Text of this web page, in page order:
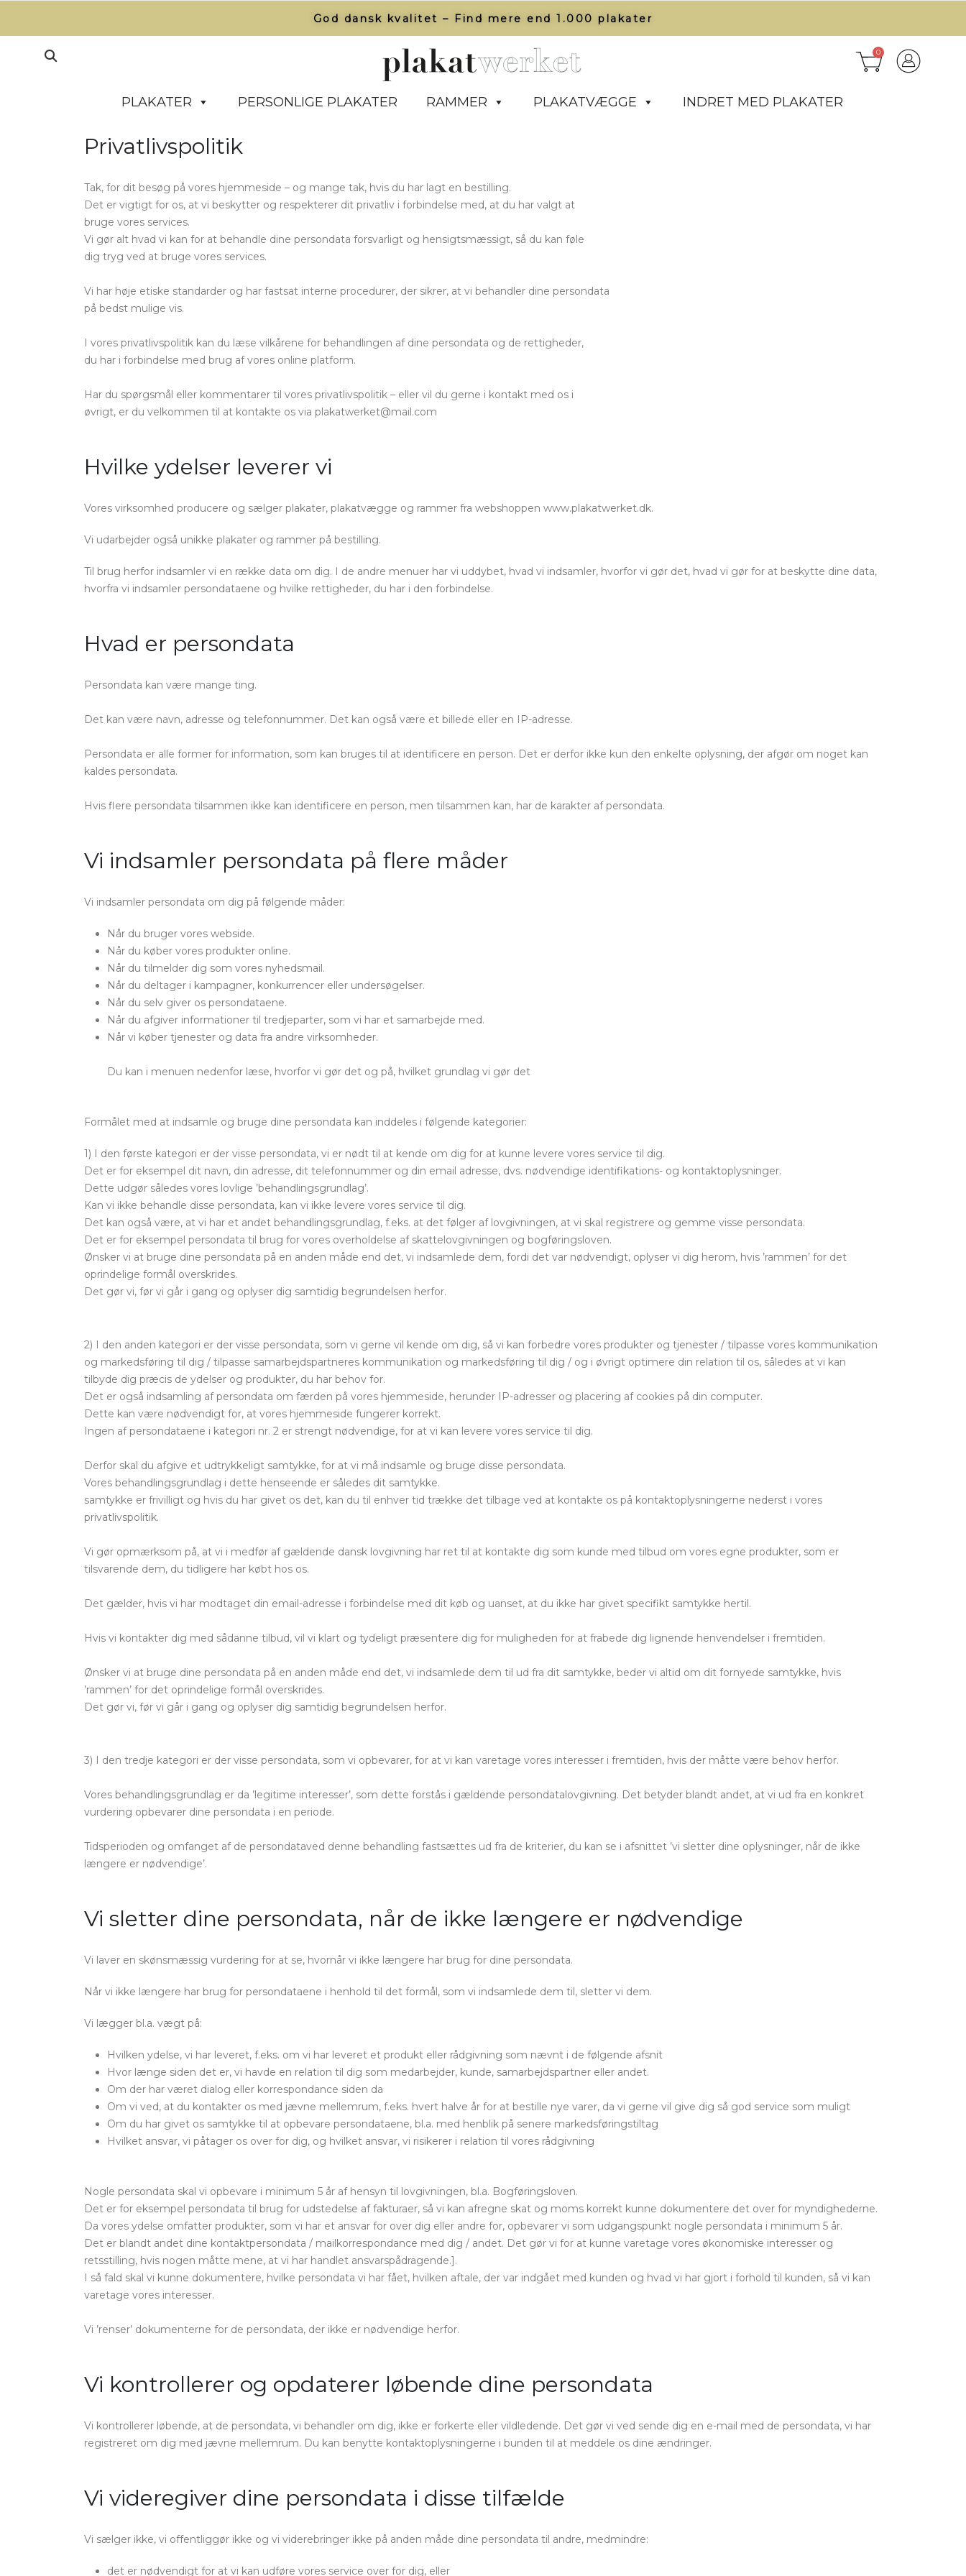
God dansk kvalitet – Find mere end 1.000 plakater​
0
PLAKATER PERSONLIGE PLAKATER RAMMER PLAKATVÆGGE INDRET MED PLAKATER
Privatlivspolitik
Tak, for dit besøg på vores hjemmeside – og mange tak, hvis du har lagt en bestilling.
Det er vigtigt for os, at vi beskytter og respekterer dit privatliv i forbindelse med, at du har valgt at
bruge vores services.
Vi gør alt hvad vi kan for at behandle dine persondata forsvarligt og hensigtsmæssigt, så du kan føle
dig tryg ved at bruge vores services.
Vi har høje etiske standarder og har fastsat interne procedurer, der sikrer, at vi behandler dine persondata
på bedst mulige vis.
I vores privatlivspolitik kan du læse vilkårene for behandlingen af dine persondata og de rettigheder,
du har i forbindelse med brug af vores online platform.
Har du spørgsmål eller kommentarer til vores privatlivspolitik – eller vil du gerne i kontakt med os i
øvrigt, er du velkommen til at kontakte os via plakatwerket@mail.com
Hvilke ydelser leverer vi
Vores virksomhed producere og sælger plakater, plakatvægge og rammer fra webshoppen www.plakatwerket.dk.
Vi udarbejder også unikke plakater og rammer på bestilling.
Til brug herfor indsamler vi en række data om dig. I de andre menuer har vi uddybet, hvad vi indsamler, hvorfor vi gør det, hvad vi gør for at beskytte dine data,
hvorfra vi indsamler persondataene og hvilke rettigheder, du har i den forbindelse.
Hvad er persondata
Persondata kan være mange ting.
Det kan være navn, adresse og telefonnummer. Det kan også være et billede eller en IP-adresse.
Persondata er alle former for information, som kan bruges til at identificere en person. Det er derfor ikke kun den enkelte oplysning, der afgør om noget kan
kaldes persondata.
Hvis flere persondata tilsammen ikke kan identificere en person, men tilsammen kan, har de karakter af persondata.
Vi indsamler persondata på flere måder
Vi indsamler persondata om dig på følgende måder:
Når du bruger vores webside.
Når du køber vores produkter online.
Når du tilmelder dig som vores nyhedsmail.
Når du deltager i kampagner, konkurrencer eller undersøgelser.
Når du selv giver os persondataene.
Når du afgiver informationer til tredjeparter, som vi har et samarbejde med.
Når vi køber tjenester og data fra andre virksomheder.
Du kan i menuen nedenfor læse, hvorfor vi gør det og på, hvilket grundlag vi gør det
Formålet med at indsamle og bruge dine persondata kan inddeles i følgende kategorier:
1) I den første kategori er der visse persondata, vi er nødt til at kende om dig for at kunne levere vores service til dig.
Det er for eksempel dit navn, din adresse, dit telefonnummer og din email adresse, dvs. nødvendige identifikations- og kontaktoplysninger.
Dette udgør således vores lovlige ’behandlingsgrundlag’.
Kan vi ikke behandle disse persondata, kan vi ikke levere vores service til dig.
Det kan også være, at vi har et andet behandlingsgrundlag, f.eks. at det følger af lovgivningen, at vi skal registrere og gemme visse persondata.
Det er for eksempel persondata til brug for vores overholdelse af skattelovgivningen og bogføringsloven.
Ønsker vi at bruge dine persondata på en anden måde end det, vi indsamlede dem, fordi det var nødvendigt, oplyser vi dig herom, hvis ’rammen’ for det
oprindelige formål overskrides.
Det gør vi, før vi går i gang og oplyser dig samtidig begrundelsen herfor.
2) I den anden kategori er der visse persondata, som vi gerne vil kende om dig, så vi kan forbedre vores produkter og tjenester / tilpasse vores kommunikation
og markedsføring til dig / tilpasse samarbejdspartneres kommunikation og markedsføring til dig / og i øvrigt optimere din relation til os, således at vi kan
tilbyde dig præcis de ydelser og produkter, du har behov for.
Det er også indsamling af persondata om færden på vores hjemmeside, herunder IP-adresser og placering af cookies på din computer.
Dette kan være nødvendigt for, at vores hjemmeside fungerer korrekt.
Ingen af persondataene i kategori nr. 2 er strengt nødvendige, for at vi kan levere vores service til dig.
Derfor skal du afgive et udtrykkeligt samtykke, for at vi må indsamle og bruge disse persondata.
Vores behandlingsgrundlag i dette henseende er således dit samtykke.
samtykke er frivilligt og hvis du har givet os det, kan du til enhver tid trække det tilbage ved at kontakte os på kontaktoplysningerne nederst i vores
privatlivspolitik.
Vi gør opmærksom på, at vi i medfør af gældende dansk lovgivning har ret til at kontakte dig som kunde med tilbud om vores egne produkter, som er
tilsvarende dem, du tidligere har købt hos os.
Det gælder, hvis vi har modtaget din email-adresse i forbindelse med dit køb og uanset, at du ikke har givet specifikt samtykke hertil.
Hvis vi kontakter dig med sådanne tilbud, vil vi klart og tydeligt præsentere dig for muligheden for at frabede dig lignende henvendelser i fremtiden.
Ønsker vi at bruge dine persondata på en anden måde end det, vi indsamlede dem til ud fra dit samtykke, beder vi altid om dit fornyede samtykke, hvis
’rammen’ for det oprindelige formål overskrides.
Det gør vi, før vi går i gang og oplyser dig samtidig begrundelsen herfor.
3) I den tredje kategori er der visse persondata, som vi opbevarer, for at vi kan varetage vores interesser i fremtiden, hvis der måtte være behov herfor.
Vores behandlingsgrundlag er da ’legitime interesser’, som dette forstås i gældende persondatalovgivning. Det betyder blandt andet, at vi ud fra en konkret
vurdering opbevarer dine persondata i en periode.
Tidsperioden og omfanget af de persondataved denne behandling fastsættes ud fra de kriterier, du kan se i afsnittet ’vi sletter dine oplysninger, når de ikke
længere er nødvendige’.
Vi sletter dine persondata, når de ikke længere er nødvendige
Vi laver en skønsmæssig vurdering for at se, hvornår vi ikke længere har brug for dine persondata.
Når vi ikke længere har brug for persondataene i henhold til det formål, som vi indsamlede dem til, sletter vi dem.
Vi lægger bl.a. vægt på:
Hvilken ydelse, vi har leveret, f.eks. om vi har leveret et produkt eller rådgivning som nævnt i de følgende afsnit
Hvor længe siden det er, vi havde en relation til dig som medarbejder, kunde, samarbejdspartner eller andet.
Om der har været dialog eller korrespondance siden da
Om vi ved, at du kontakter os med jævne mellemrum, f.eks. hvert halve år for at bestille nye varer, da vi gerne vil give dig så god service som muligt
Om du har givet os samtykke til at opbevare persondataene, bl.a. med henblik på senere markedsføringstiltag
Hvilket ansvar, vi påtager os over for dig, og hvilket ansvar, vi risikerer i relation til vores rådgivning
Nogle persondata skal vi opbevare i minimum 5 år af hensyn til lovgivningen, bl.a. Bogføringsloven.
Det er for eksempel persondata til brug for udstedelse af fakturaer, så vi kan afregne skat og moms korrekt kunne dokumentere det over for myndighederne.
Da vores ydelse omfatter produkter, som vi har et ansvar for over dig eller andre for, opbevarer vi som udgangspunkt nogle persondata i minimum 5 år.
Det er blandt andet dine kontaktpersondata / mailkorrespondance med dig / andet. Det gør vi for at kunne varetage vores økonomiske interesser og
retsstilling, hvis nogen måtte mene, at vi har handlet ansvarspådragende.].
I så fald skal vi kunne dokumentere, hvilke persondata vi har fået, hvilken aftale, der var indgået med kunden og hvad vi har gjort i forhold til kunden, så vi kan
varetage vores interesser.
Vi ’renser’ dokumenterne for de persondata, der ikke er nødvendige herfor.
Vi kontrollerer og opdaterer løbende dine persondata
Vi kontrollerer løbende, at de persondata, vi behandler om dig, ikke er forkerte eller vildledende. Det gør vi ved sende dig en e-mail med de persondata, vi har
registreret om dig med jævne mellemrum. Du kan benytte kontaktoplysningerne i bunden til at meddele os dine ændringer.
Vi videregiver dine persondata i disse tilfælde
Vi sælger ikke, vi offentliggør ikke og vi viderebringer ikke på anden måde dine persondata til andre, medmindre:
det er nødvendigt for at vi kan udføre vores service over for dig, eller